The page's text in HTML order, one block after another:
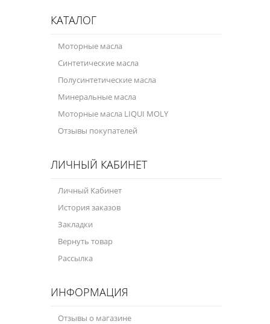
КАТАЛОГ
Моторные масла
Синтетические масла
Полусинтетические масла
Минеральные масла
Моторные масла LIQUI MOLY
Отзывы покупателей
ЛИЧНЫЙ КАБИНЕТ
Личный Кабинет
История заказов
Закладки
Вернуть товар
Рассылка
ИНФОРМАЦИЯ
Отзывы о магазине